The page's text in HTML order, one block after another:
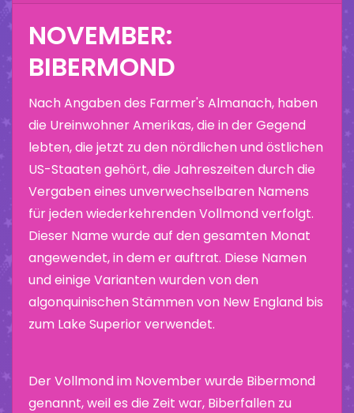
NOVEMBER:
BIBERMOND
Nach Angaben des Farmer's Almanach, haben
die Ureinwohner Amerikas, die in der Gegend
lebten, die jetzt zu den nördlichen und östlichen
US-Staaten gehört, die Jahreszeiten durch die
Vergaben eines unverwechselbaren Namens
für jeden wiederkehrenden Vollmond verfolgt.
Dieser Name wurde auf den gesamten Monat
angewendet, in dem er auftrat. Diese Namen
und einige Varianten wurden von den
algonquinischen Stämmen von New England bis
zum Lake Superior verwendet.
Der Vollmond im November wurde Bibermond
genannt, weil es die Zeit war, Biberfallen zu